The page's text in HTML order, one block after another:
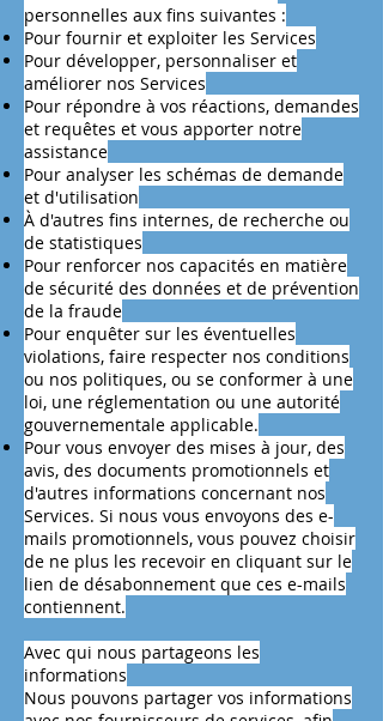
personnelles aux fins suivantes :
Pour fournir et exploiter les Services
Pour développer, personnaliser et
améliorer nos Services
Pour répondre à vos réactions, demandes
et requêtes et vous apporter notre
assistance
Pour analyser les schémas de demande
et d'utilisation
À d'autres fins internes, de recherche ou
de statistiques
Pour renforcer nos capacités en matière
de sécurité des données et de prévention
de la fraude
Pour enquêter sur les éventuelles
violations, faire respecter nos conditions
ou nos politiques, ou se conformer à une
loi, une réglementation ou une autorité
gouvernementale applicable.
Pour vous envoyer des mises à jour, des
avis, des documents promotionnels et
d'autres informations concernant nos
Services. Si nous vous envoyons des e-
mails promotionnels, vous pouvez choisir
de ne plus les recevoir en cliquant sur le
lien de désabonnement que ces e-mails
contiennent.
Avec qui nous partageons les
informations
Nous pouvons partager vos informations